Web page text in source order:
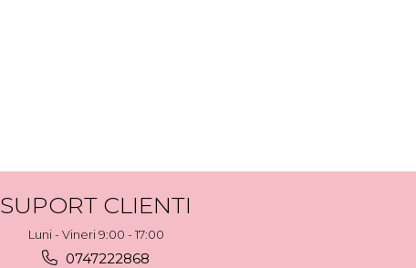
SUPORT CLIENTI
Luni - Vineri 9:00 - 17:00
0747222868